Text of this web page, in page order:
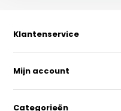
Klantenservice
Mijn account
Categorieën